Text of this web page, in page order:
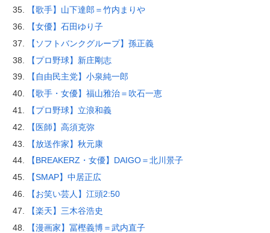
【歌手】山下達郎＝竹内まりや
【女優】石田ゆり子
【ソフトバンクグループ】孫正義
【プロ野球】新庄剛志
【自由民主党】小泉純一郎
【歌手・女優】福山雅治＝吹石一恵
【プロ野球】立浪和義
【医師】高須克弥
【放送作家】秋元康
【BREAKERZ・女優】DAIGO＝北川景子
【SMAP】中居正広
【お笑い芸人】江頭2:50
【楽天】三木谷浩史
【漫画家】冨樫義博＝武内直子